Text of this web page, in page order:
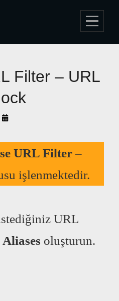
Filter – URL
By
Akyüz
URL Filter –
işlenmektedir.
URL
Aliases oluşturun.